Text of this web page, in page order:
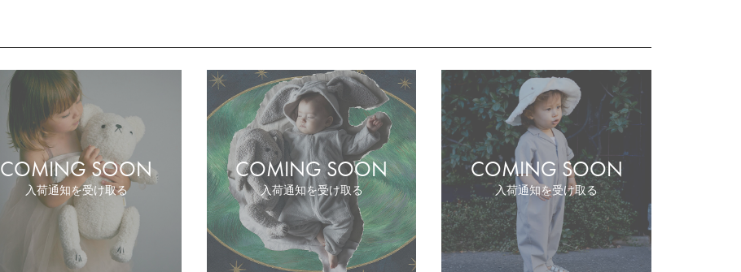
COMING SOON
入荷通知を受け取る
COMING SOON
入荷通知を受け取る
COMING SOON
入荷通知を受け取る